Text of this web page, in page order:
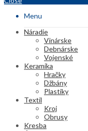
Menu
Náradie
Vinárske
Debnárske
Vojenské
Keramika
Hračky
Džbány
Plastiky
Textil
Kroj
Obrusy
Kresba